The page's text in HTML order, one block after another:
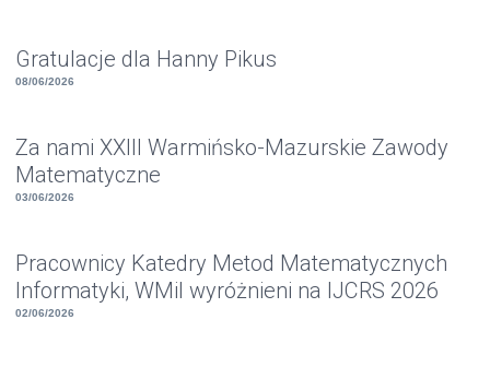
Gratulacje dla Hanny Pikus
08/06/2026
Za nami XXIII Warmińsko-Mazurskie Zawody
Matematyczne
03/06/2026
Pracownicy Katedry Metod Matematycznych
Informatyki, WMiI wyróżnieni na IJCRS 2026
02/06/2026